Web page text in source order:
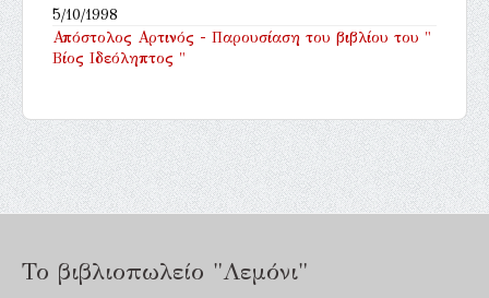
5/10/1998
Απόστολος Αρτινός - Παρουσίαση του βιβλίου του "
Βίος Ιδεόληπτος "
Το βιβλιοπωλείο "Λεμόνι"